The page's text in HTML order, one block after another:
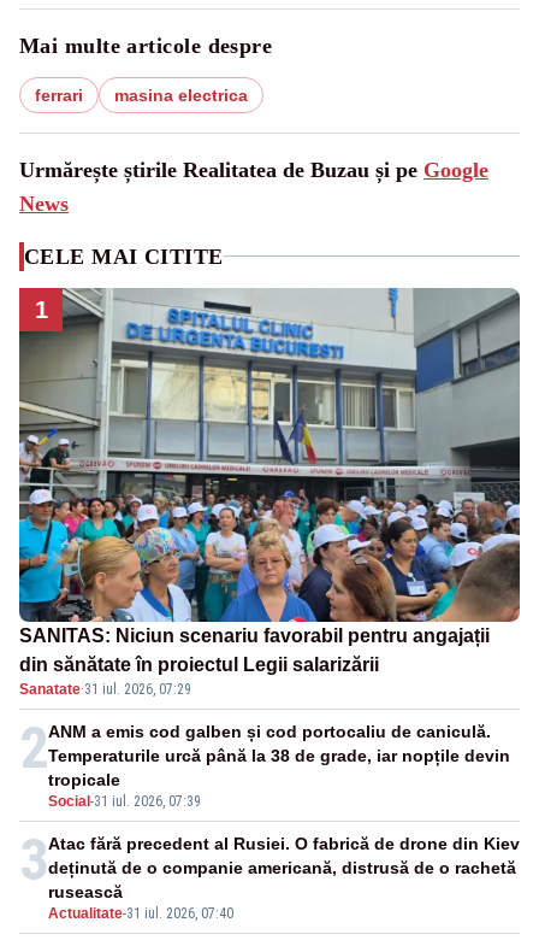
Mai multe articole despre
ferrari masina electrica
Urmărește știrile Realitatea de Buzau și pe Google
News
CELE MAI CITITE
1
SANITAS: Niciun scenariu favorabil pentru angajații
din sănătate în proiectul Legii salarizării
Sanatate·31 iul. 2026, 07:29
2
Social -31 iul. 2026, 07:39
ANM a emis cod galben și cod portocaliu de caniculă.
Temperaturile urcă până la 38 de grade, iar nopțile devin
tropicale
3
Actualitate-31 iul. 2026, 07:40
Atac fără precedent al Rusiei. O fabrică de drone din Kiev
deținută de o companie americană, distrusă de o rachetă
rusească